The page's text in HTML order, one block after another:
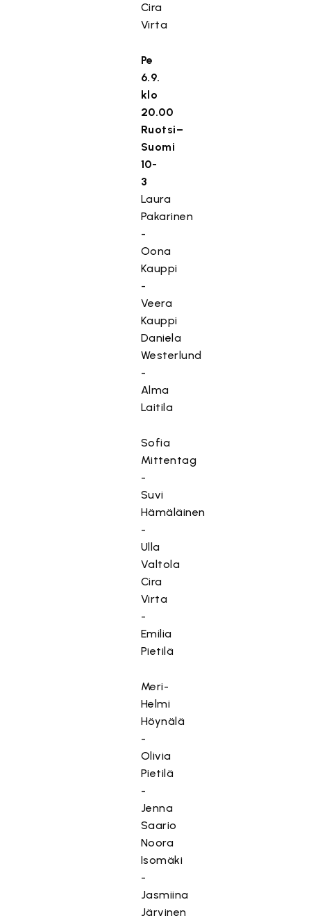
Cira
Virta
Pe
6.9.
klo
20.00
Ruotsi–
Suomi
10-
3
Laura
Pakarinen
-
Oona
Kauppi
-
Veera
Kauppi
Daniela
Westerlund
-
Alma
Laitila
Sofia
Mittentag
-
Suvi
Hämäläinen
-
Ulla
Valtola
Cira
Virta
-
Emilia
Pietilä
Meri-
Helmi
Höynälä
-
Olivia
Pietilä
-
Jenna
Saario
Noora
Isomäki
-
Jasmiina
Järvinen